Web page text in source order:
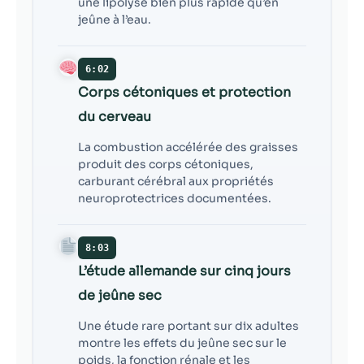
jeûne à l’eau.
6:02
Corps cétoniques et protection
du cerveau
La combustion accélérée des graisses
produit des corps cétoniques,
carburant cérébral aux propriétés
neuroprotectrices documentées.
8:03
L’étude allemande sur cinq jours
de jeûne sec
Une étude rare portant sur dix adultes
montre les effets du jeûne sec sur le
poids, la fonction rénale et les